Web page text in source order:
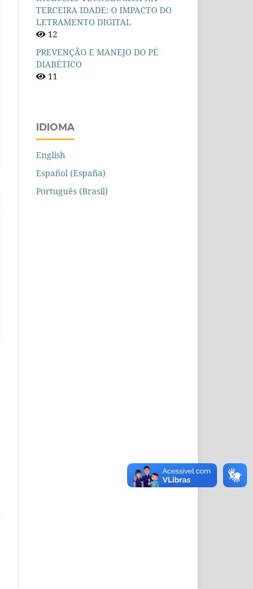
TERCEIRA IDADE: O IMPACTO DO
LETRAMENTO DIGITAL
12
PREVENÇÃO E MANEJO DO PÉ
DIABÉTICO
11
IDIOMA
English
Español (España)
Português (Brasil)